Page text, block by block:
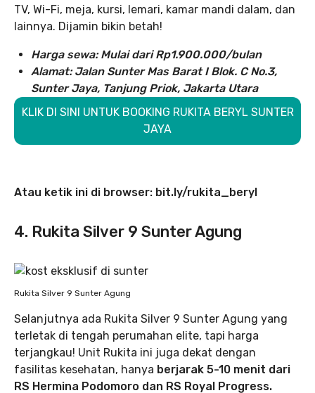
TV, Wi-Fi, meja, kursi, lemari, kamar mandi dalam, dan
lainnya. Dijamin bikin betah!
Harga sewa: Mulai dari Rp1.900.000/bulan
Alamat: Jalan Sunter Mas Barat I Blok. C No.3,
Sunter Jaya, Tanjung Priok, Jakarta Utara
KLIK DI SINI UNTUK BOOKING RUKITA BERYL SUNTER
JAYA
Atau ketik ini di browser: bit.ly/rukita_beryl
4. Rukita Silver 9 Sunter Agung
Rukita Silver 9 Sunter Agung
Selanjutnya ada Rukita Silver 9 Sunter Agung yang
terletak di tengah perumahan elite, tapi harga
terjangkau! Unit Rukita ini juga dekat dengan
fasilitas kesehatan, hanya berjarak 5-10 menit dari
RS Hermina Podomoro dan RS Royal Progress.